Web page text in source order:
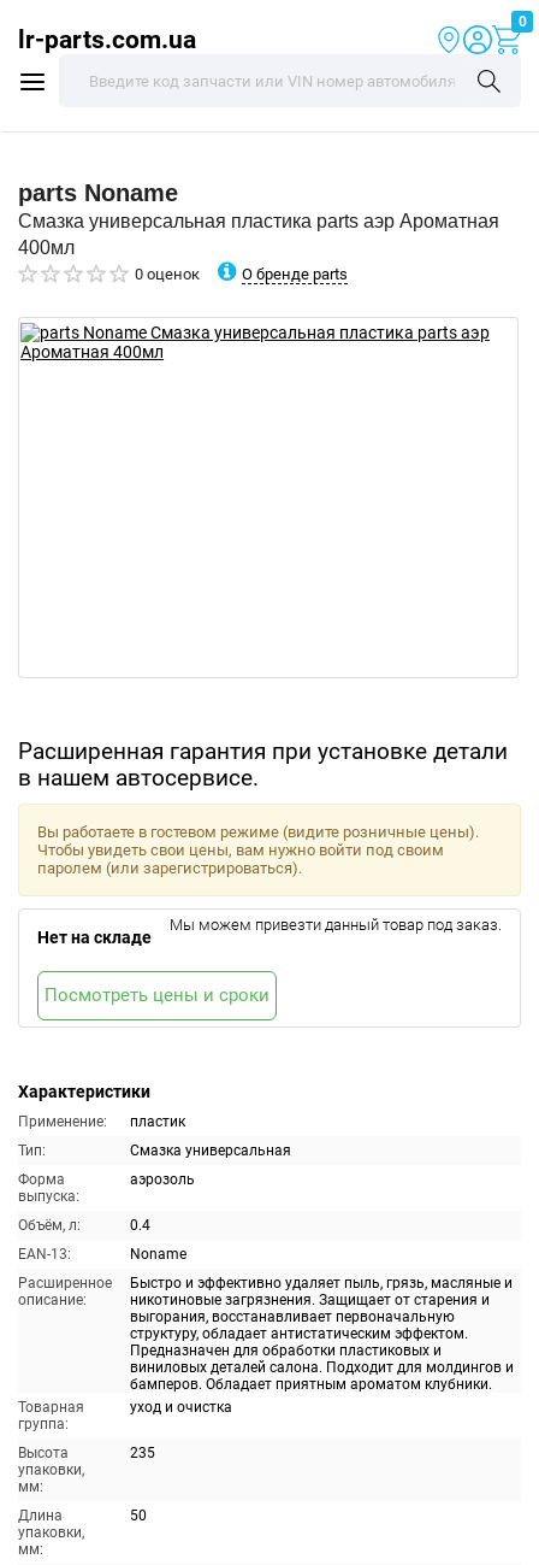
lr-parts.com.ua
0
parts Noname
Смазка универсальная пластика parts аэр Ароматная
400мл
0 оценок О бренде parts
Расширенная гарантия при установке детали
в нашем автосервисе.
Характеристики
Применение:
пластик
Тип:
Смазка универсальная
Форма
выпуска:
аэрозоль
Объём, л:
0.4
EAN-13:
Noname
Расширенное
описание:
Быстро и эффективно удаляет пыль, грязь, масляные и
никотиновые загрязнения. Защищает от старения и
выгорания, восстанавливает первоначальную
структуру, обладает антистатическим эффектом.
Предназначен для обработки пластиковых и
виниловых деталей салона. Подходит для молдингов и
бамперов. Обладает приятным ароматом клубники.
Товарная
группа:
уход и очистка
Высота
упаковки,
мм:
235
Длина
упаковки,
мм:
50
Вы работаете в гостевом режиме (видите розничные цены).
Чтобы увидеть свои цены, вам нужно войти под своим
паролем (или зарегистрироваться).
Нет на складе
Мы можем привезти данный товар под заказ.
Посмотреть цены и сроки